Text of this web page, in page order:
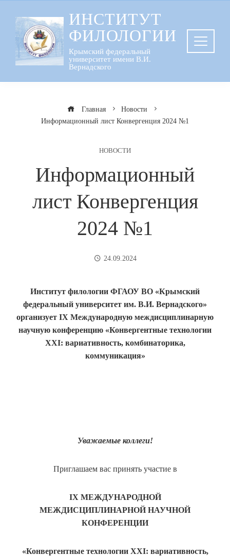
содержанию
ИНСТИТУТ
ФИЛОЛОГИИ
Крымский федеральный
университет имени В.И.
Вернадского
Главная
Новости
Информационный лист Конвергенция 2024 №1
НОВОСТИ
Информационный
лист Конвергенция
2024 №1
24.09.2024
Институт филологии ФГАОУ ВО «Крымский
федеральный университет им. В.И. Вернадского»
организует IX Международную междисциплинарную
научную конференцию «Конвергентные технологии
ХХI: вариативность, комбинаторика,
коммуникация»
Уважаемые коллеги!
Приглашаем вас принять участие в
IX МЕЖДУНАРОДНОЙ
МЕЖДИСЦИПЛИНАРНОЙ НАУЧНОЙ
КОНФЕРЕНЦИИ
«Конвергентные технологии ХХI: вариативность,